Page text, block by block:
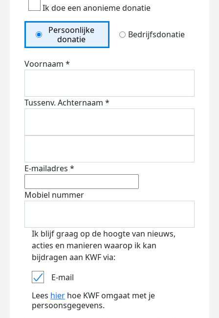
Ik doe een anonieme donatie
Persoonlijke
donatie
Bedrijfsdonatie
Voornaam *
Tussenv. Achternaam *
E-mailadres *
Mobiel nummer
Ik blijf graag op de hoogte van nieuws,
acties en manieren waarop ik kan
bijdragen aan KWF via:
E-mail
Lees hier hoe KWF omgaat met je
persoonsgegevens.